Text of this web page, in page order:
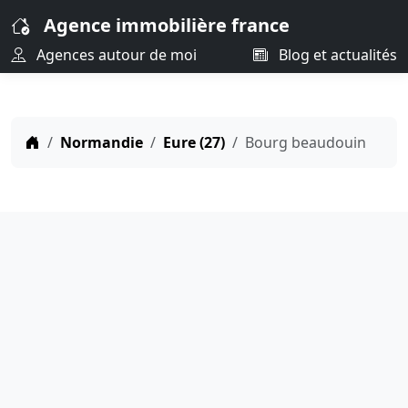
Agence immobilière france
Agences autour de moi Blog et actualités
Normandie Eure (27) Bourg beaudouin